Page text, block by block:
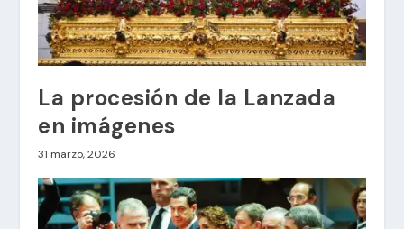
La procesión de la Lanzada
en imágenes
31 marzo, 2026